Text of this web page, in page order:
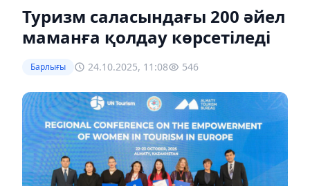
Туризм саласындағы 200 әйел
маманға қолдау көрсетіледі
Барлығы 24.10.2025, 11:08 546